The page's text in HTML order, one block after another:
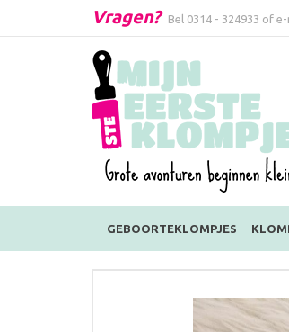
Vragen? Bel 0314 - 324933 of e-
GEBOORTEKLOMPJES